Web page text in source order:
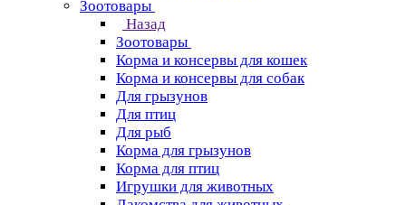
Зоотовары
Назад
Зоотовары
Корма и консервы для кошек
Корма и консервы для собак
Для грызунов
Для птиц
Для рыб
Корма для грызунов
Корма для птиц
Игрушки для животных